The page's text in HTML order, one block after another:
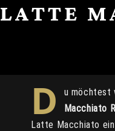
LATTE
D u möchtest
Macchiato
Latte Macchiato